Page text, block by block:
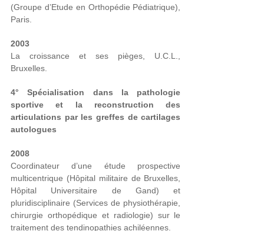
(Groupe d’Etude en Orthopédie Pédiatrique),
Paris.
2003
La croissance et ses pièges, U.C.L.,
Bruxelles.
4° Spécialisation dans la pathologie
sportive et la reconstruction des
articulations par les greffes de cartilages
autologues
2008
Coordinateur d’une étude prospective
multicentrique (Hôpital militaire de Bruxelles,
Hôpital Universitaire de Gand) et
pluridisciplinaire (Services de physiothérapie,
chirurgie orthopédique et radiologie) sur le
traitement des tendinopathies achiléennes.